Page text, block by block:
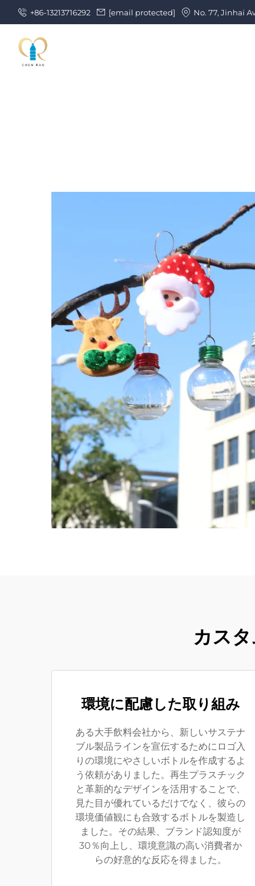
+86-13213716292 [email protected] No. 77, Jinhai
カス
環境に配慮した取り組み
ある大手飲料会社から、新しいサステナ
ブル製品ラインを宣伝するためにロゴ入
りの環境にやさしいボトルを作成するよ
う依頼がありました。再生プラスチック
と革新的なデザインを活用することで、
見た目が優れているだけでなく、彼らの
環境価値観にも合致するボトルを製造し
ました。その結果、ブランド認知度が
30％向上し、環境意識の高い消費者か
らの好意的な反応を得ました。